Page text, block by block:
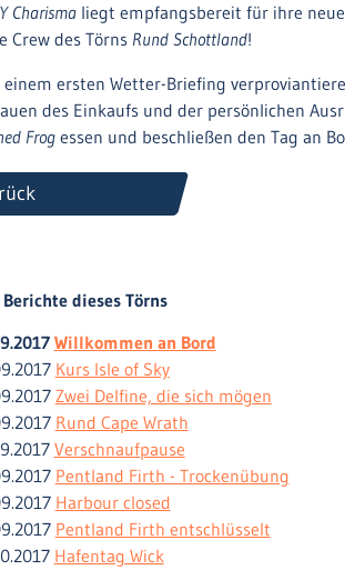
Charisma liegt empfangsbereit für ihre
Crew des Törns Rund Schottland!
einem ersten Wetter-Briefing
des Einkaufs und der persönlichen
Frog essen und beschließen den Tag an
dieses Törns
Willkommen an Bord
Kurs Isle of Sky
Zwei Delfine, die sich mögen
Rund Cape Wrath
Verschnaufpause
Pentland Firth - Trockenübung
Harbour closed
Pentland Firth entschlüsselt
Hafentag Wick